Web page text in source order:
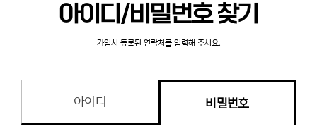
아이디/비밀번호 찾기
가입시 등록된 연락처를 입력해 주세요.
아이디 비밀번호